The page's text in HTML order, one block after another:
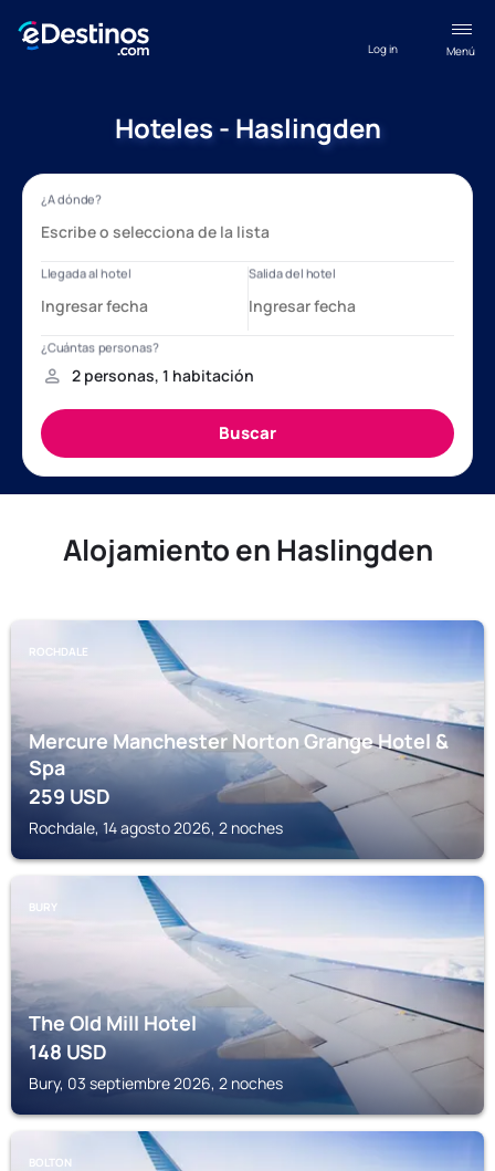
Menú
Log in
Hoteles - Haslingden
Alojamiento en Haslingden
ROCHDALE
Mercure Manchester Norton Grange Hotel &
Spa
259USD
Rochdale, 14 agosto 2026, 2 noches
BURY
The Old Mill Hotel
148USD
Bury, 03 septiembre 2026, 2 noches
BOLTON